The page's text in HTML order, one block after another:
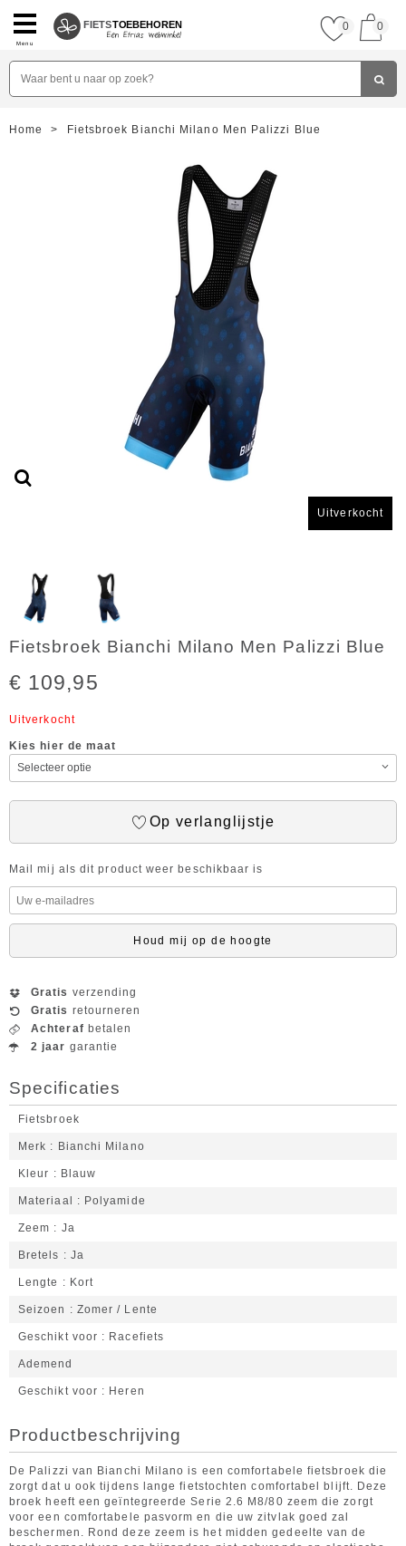
Menu
FIETSTOEBEHOREN 0 0
Home > Fietsbroek Bianchi Milano Men Palizzi Blue
Uitverkocht
Fietsbroek Bianchi Milano Men Palizzi Blue
€ 109,95
Uitverkocht
Kies hier de maat
Op verlanglijstje
Mail mij als dit product weer beschikbaar is
Houd mij op de hoogte
Gratis verzending
Gratis retourneren
Achteraf betalen
2 jaar garantie
Specificaties
Fietsbroek
Merk Bianchi Milano
Kleur Blauw
Materiaal Polyamide
Zeem Ja
Bretels Ja
Lengte Kort
Seizoen Zomer / Lente
Geschikt voor Racefiets
Ademend
Geschikt voor Heren
Productbeschrijving
De Palizzi van Bianchi Milano is een comfortabele fietsbroek die
zorgt dat u ook tijdens lange fietstochten comfortabel blijft. Deze
broek heeft een geïntegreerde Serie 2.6 M8/80 zeem die zorgt
voor een comfortabele pasvorm en die uw zitvlak goed zal
beschermen. Rond deze zeem is het midden gedeelte van de